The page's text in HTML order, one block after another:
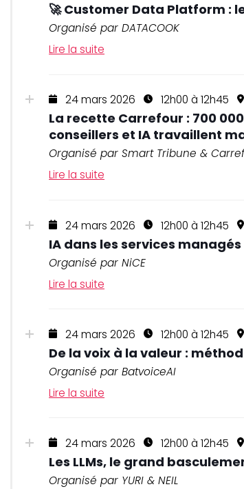
🚀 Customer Data Platform :
Organisé par DATACOOK
Lire la suite
24 mars 2026 12h00 à 12h45
La recette Carrefour : 700
conseillers et IA travaillent
Organisé par Smart Tribune &
Lire la suite
24 mars 2026 12h00 à 12h45
IA dans les services
Organisé par NiCE
Lire la suite
24 mars 2026 12h00 à 12h45
De la voix à la valeur :
Organisé par BatvoiceAI
Lire la suite
24 mars 2026 12h00 à 12h45
Les LLMs, le grand
Organisé par YURI & NEIL